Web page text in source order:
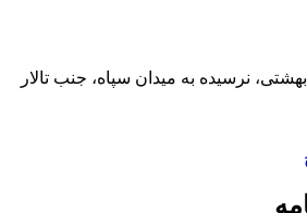
نرسیده به میدان سپاه، جنب تالار